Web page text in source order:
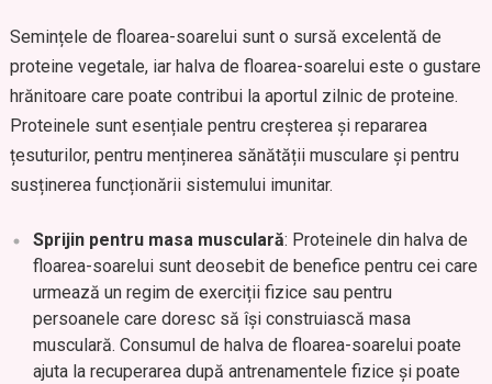
Semințele de floarea-soarelui sunt o sursă excelentă de
proteine vegetale, iar halva de floarea-soarelui este o gustare
hrănitoare care poate contribui la aportul zilnic de proteine.
Proteinele sunt esențiale pentru creșterea și repararea
țesuturilor, pentru menținerea sănătății musculare și pentru
susținerea funcționării sistemului imunitar.
Sprijin pentru masa musculară: Proteinele din halva de
floarea-soarelui sunt deosebit de benefice pentru cei care
urmează un regim de exerciții fizice sau pentru
persoanele care doresc să își construiască masa
musculară. Consumul de halva de floarea-soarelui poate
ajuta la recuperarea după antrenamentele fizice și poate